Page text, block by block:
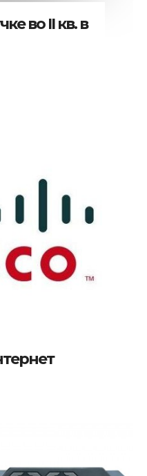
во II кв. в